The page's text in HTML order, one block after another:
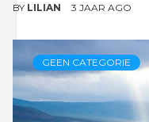
BY LILIAN 3 JAAR AGO
GEEN CATEGORIE